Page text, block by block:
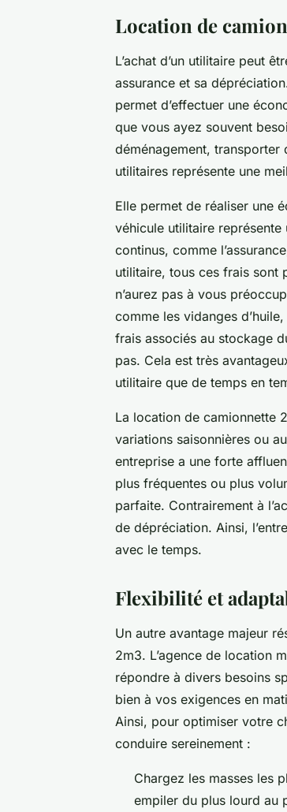
Location de
L’achat d’un utilitaire peut
assurance et sa
permet d’effectuer une
que vous ayez souvent
déménagement,
utilitaires représente une
Elle permet de réaliser une
véhicule utilitaire
continus, comme
utilitaire, tous ces frais sont
n’aurez pas à vous
comme les vidanges
frais associés au stockage
pas. Cela est très
utilitaire que de temps en
La location de camionnette
variations saisonnières ou
entreprise a une forte
plus fréquentes ou plus
parfaite. Contrairement à
de dépréciation. Ainsi,
avec le temps.
Flexibilité et
Un autre avantage majeur
2m3. L’agence de location
répondre à divers besoins
bien à vos exigences en
Ainsi, pour optimiser votre
conduire sereinement :
Chargez les masses les
empiler du plus lourd au